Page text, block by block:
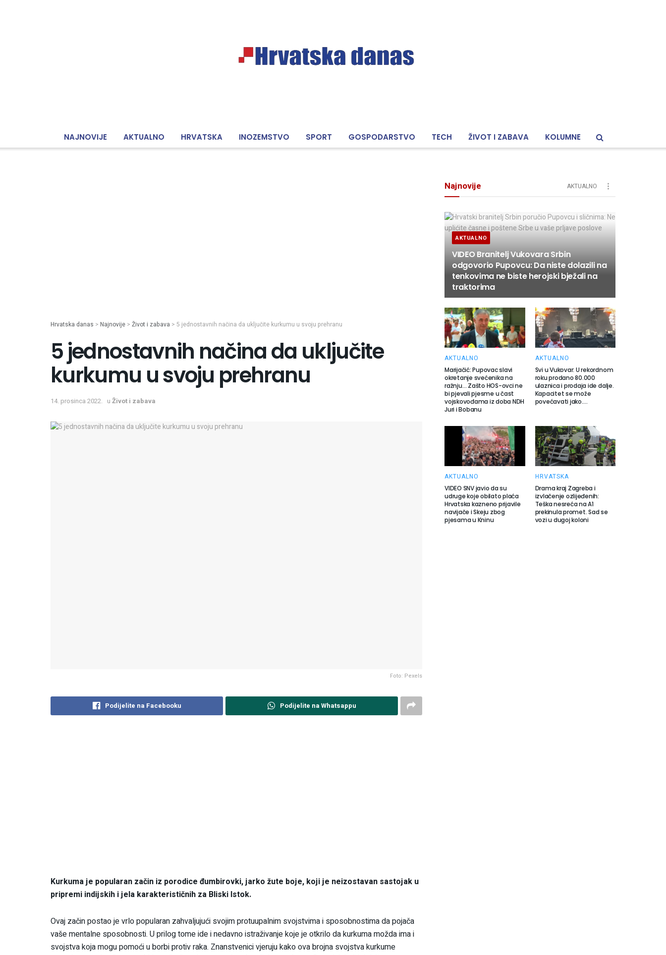
NAJNOVIJE AKTUALNO HRVATSKA INOZEMSTVO SPORT GOSPODARSTVO TECH ŽIVOT I ZABAVA KOLUMNE
Hrvatska danas > Najnovije > Život i zabava > 5 jednostavnih načina da uključite kurkumu u svoju prehranu
5 jednostavnih načina da uključite
kurkumu u svoju prehranu
14. prosinca 2022. u Život i zabava
Foto: Pexels
Podijelite na Facebooku Podijelite na Whatsappu
Kurkuma je popularan začin iz porodice đumbirovki, jarko žute boje, koji je neizostavan sastojak u
pripremi indijskih i jela karakterističnih za Bliski Istok.
Ovaj začin postao je vrlo popularan zahvaljujući svojim protuupalnim svojstvima i sposobnostima da pojača
vaše mentalne sposobnosti. U prilog tome ide i nedavno istraživanje koje je otkrilo da kurkuma možda ima i
svojstva koja mogu pomoći u borbi protiv raka. Znanstvenici vjeruju kako ova brojna svojstva kurkume
Najnovije AKTUALNO
AKTUALNO
VIDEO Branitelj Vukovara Srbin
odgovorio Pupovcu: Da niste dolazili na
tenkovima ne biste herojski bježali na
traktorima
AKTUALNO
Marijačić: Pupovac slavi
okretanje svećenika na
ražnju… Zašto HOS-ovci ne
bi pjevali pjesme u čast
vojskovođama iz doba NDH
Juri i Bobanu
AKTUALNO
Svi u Vukovar: U rekordnom
roku prodano 80.000
ulaznica i prodaja ide dalje.
Kapacitet se može
povećavati jako….
AKTUALNO
VIDEO SNV javio da su
udruge koje obilato plaća
Hrvatska kazneno prijavile
navijače i Skeju zbog
pjesama u Kninu
HRVATSKA
Drama kraj Zagreba i
izvlačenje ozlijeđenih:
Teška nesreća na A1
prekinula promet. Sad se
vozi u dugoj koloni